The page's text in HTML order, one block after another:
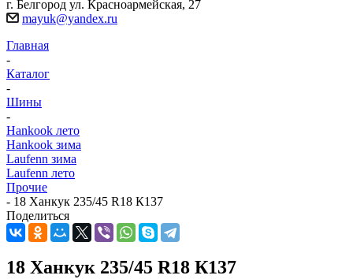
г. Белгород ул. Красноармейская, 27
mayuk@yandex.ru
Главная
-
Каталог
-
Шины
-
Hankook лето
Hankook зима
Laufenn зима
Laufenn лето
Прочие
- 18 Ханкук 235/45 R18 К137
Поделиться
18 Ханкук 235/45 R18 К137